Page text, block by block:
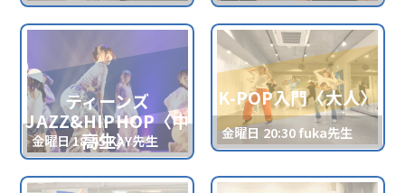
ティーンズ
JAZZ&HIPHOP〈中
高生〉
金曜日 18:45 KAY先生
K-POP入門〈大人〉
金曜日 20:30 fuka先生